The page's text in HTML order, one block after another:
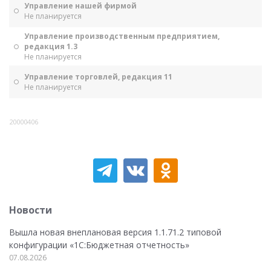
Управление нашей фирмой
Не планируется
Управление производственным предприятием,
редакция 1.3
Не планируется
Управление торговлей, редакция 11
Не планируется
20000406
Новости
Вышла новая внеплановая версия 1.1.71.2 типовой
конфигурации «1C:Бюджетная отчетность»
07.08.2026